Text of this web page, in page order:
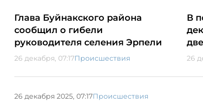
Глава Буйнакского района
сообщил о гибели
руководителя селения Эрпели
26 декабря, 07:17Происшествия
В
26
26 декабря 2025, 07:17Происшествия